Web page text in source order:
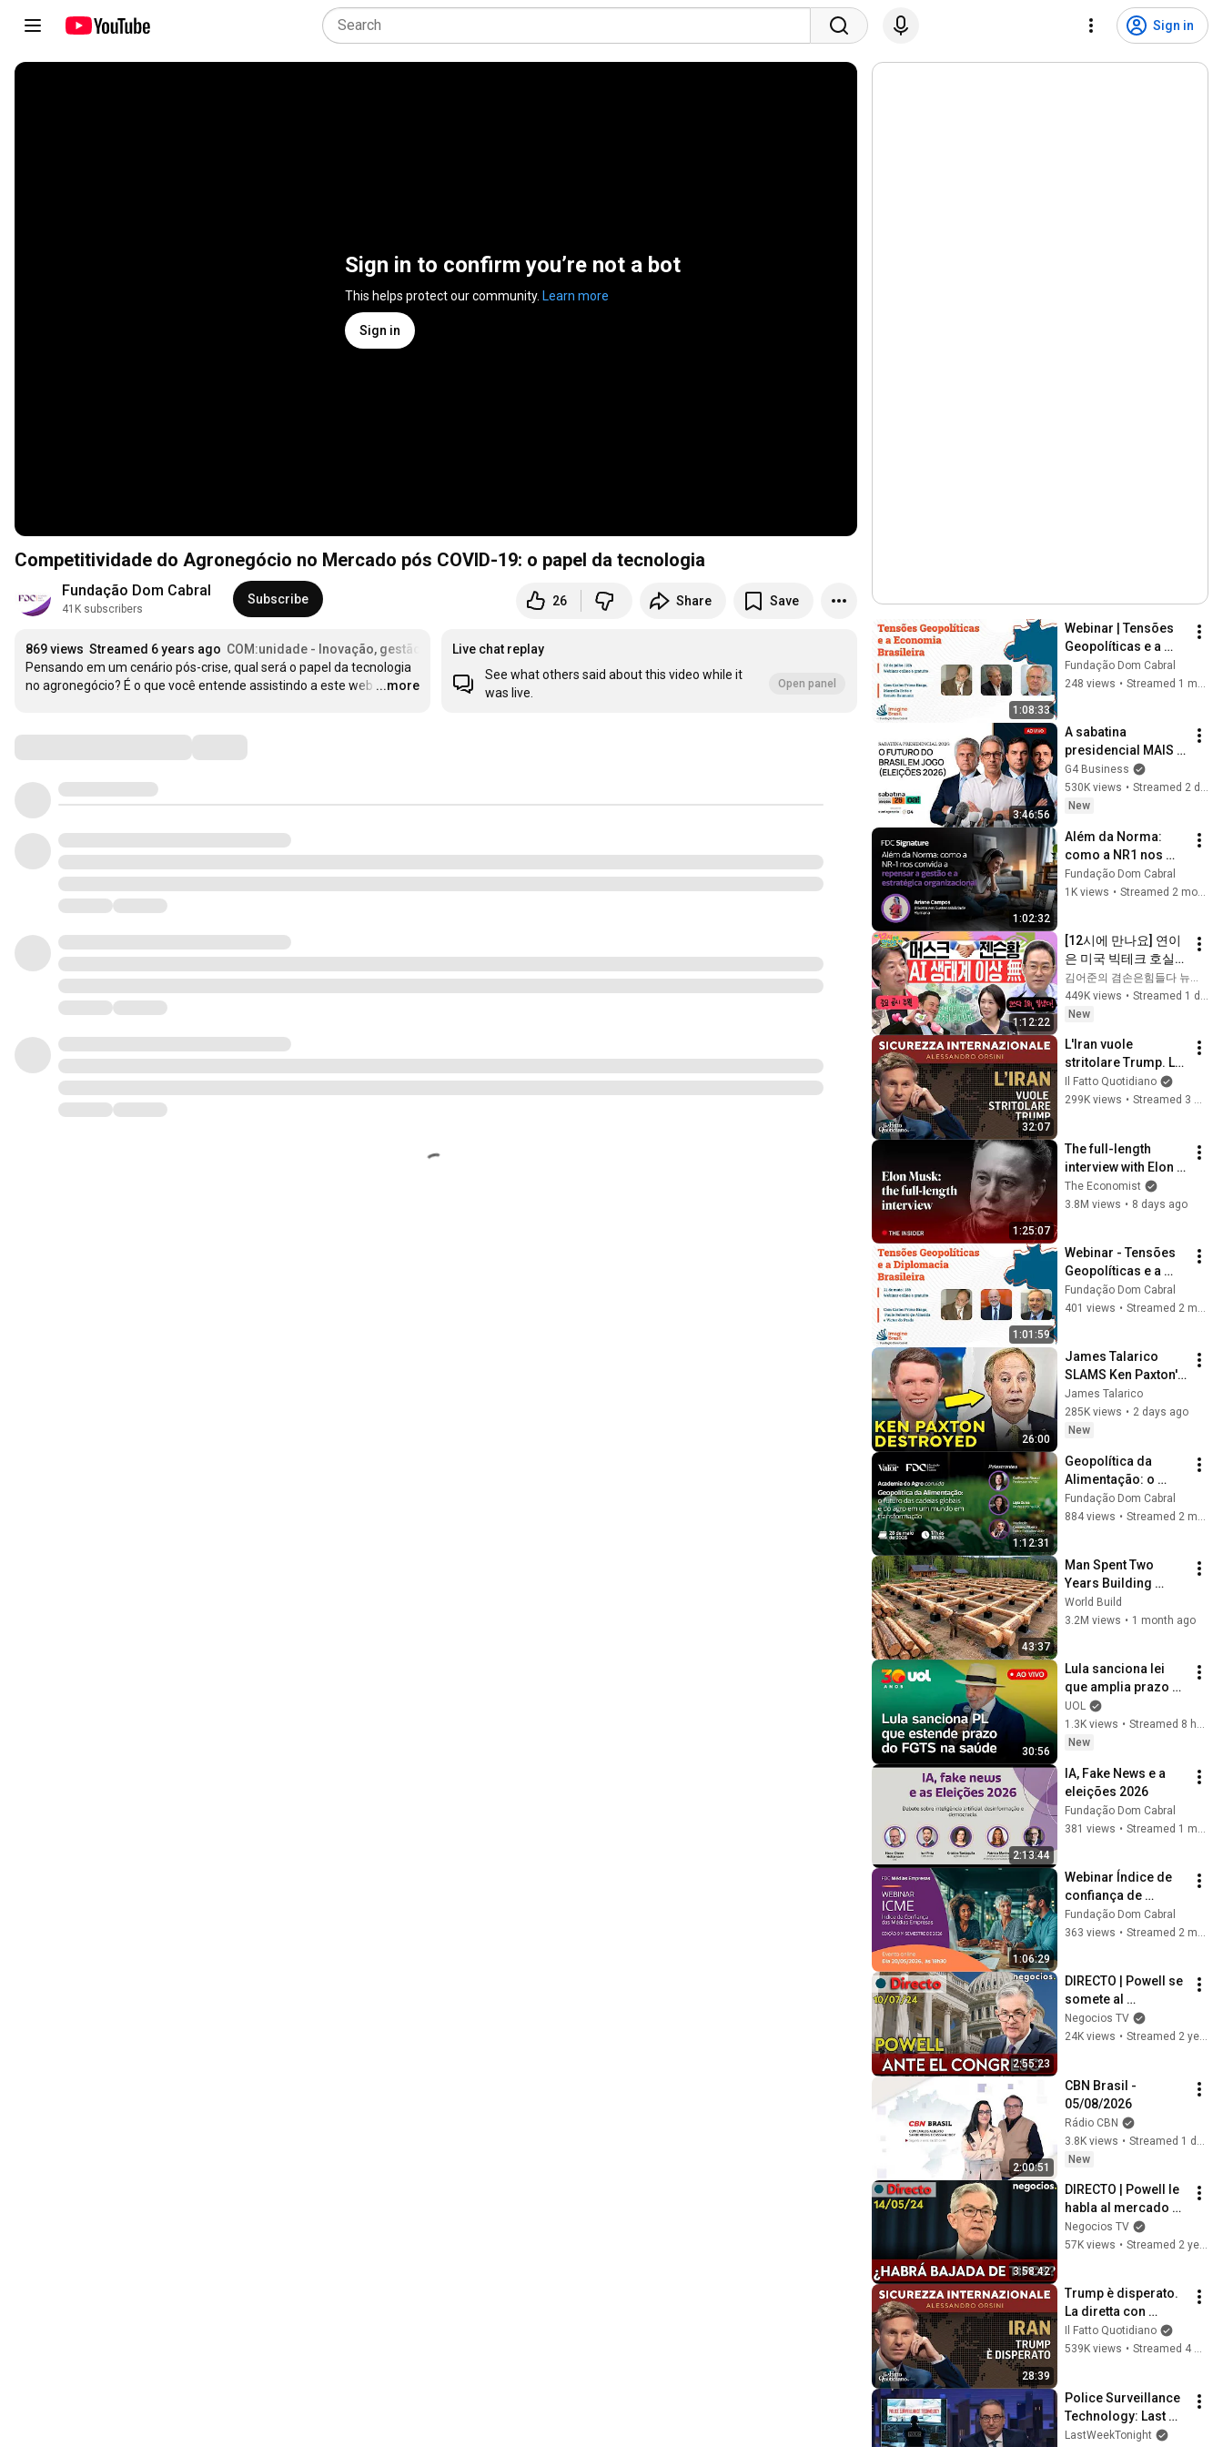
Sign in
Sign in to confirm you’re not a bot
This helps protect our community. Learn more
Sign in
Competitividade do Agronegócio no Mercado pós COVID-19: o papel da tecnologia
Fundação Dom Cabral
41K subscribers
Subscribe 26 Share Save
869 views Streamed 6 years ago COM:unidade - Inovação, gestão e liderança em tempos desafiadores
Pensando em um cenário pós-crise, qual será o papel da tecnologia
no agronegócio? É o que você entende assistindo a este web …
...more
Live chat replay
See what others said about this video while it
was live.
Open panel
1:08:33
Webinar | Tensões
Geopolíticas e a
Economia
Brasileira
Fundação Dom Cabral
248 views • Streamed 1 month ago
3:46:56
A sabatina
presidencial MAIS
IMPORTANTE para
os empresários
brasileiros |
G4 Business
530K views •
Streamed 2 days ago
New
1:02:32
Além da Norma:
como a NR1 nos
convida a repensar
a gestão
Fundação Dom Cabral
1K views • Streamed 2 months ago
1:12:22
[12시에 만나요] 연이
은 미국 빅테크 호실
적에 오늘은 코스피
매수 사이드카! 코스
닥 800 안착 가능할
수요일
김어준의 겸손은힘들다 뉴스공장
449K views •
Streamed 1 day ago
New
32:07
L'Iran vuole
stritolare Trump. La
diretta con
Alessandro Orsini
Il Fatto Quotidiano
299K views • Streamed 3 months ago
1:25:07
The full-length
interview with Elon
Musk | The
Economist
The Economist
3.8M views • 8 days ago
1:01:59
Webinar - Tensões
Geopolíticas e a
Diplomacia
Brasileira
Fundação Dom Cabral
401 views • Streamed 2 months ago
26:00
James Talarico
SLAMS Ken Paxton's
Corruption LIVE ON
AIR
James Talarico
285K views • 2 days ago
New
1:12:31
Geopolítica da
Alimentação: o
futuro das cadeias
globais e do agro
Fundação Dom Cabral
884 views •
43:37
Man Spent Two
Years Building
HUGE Wooden
House for his
@bjornbrenton
World Build
3.2M views • 1 month ago
30:56
Lula sanciona lei
que amplia prazo
de financiamento
do FGTS para
hospitais do SUS;
UOL
1.3K views •
Streamed 8 hours ago
New
2:13:44
IA, Fake News e a
eleições 2026
Fundação Dom Cabral
381 views •
1:06:29
Webinar Índice de
confiança de
médias empresas
Fundação Dom Cabral
363 views • Streamed 2 months ago
2:55:23
DIRECTO | Powell se
somete al
Congreso: ¿dará
más pistas de la
Negocios TV
24K views • Streamed 2 years ago
2:00:51
CBN Brasil -
05/08/2026
Rádio CBN
3.8K views •
New
3:58:42
DIRECTO | Powell le
habla al mercado en
la víspera del IPC:
¿le preocupa la
Negocios TV
57K views • Streamed 2 years ago
28:39
Trump è disperato.
La diretta con
Alessandro Orsini
Il Fatto Quotidiano
539K views • Streamed 4 months ago
Police Surveillance
Technology: Last
Week Tonight with
LastWeekTonight